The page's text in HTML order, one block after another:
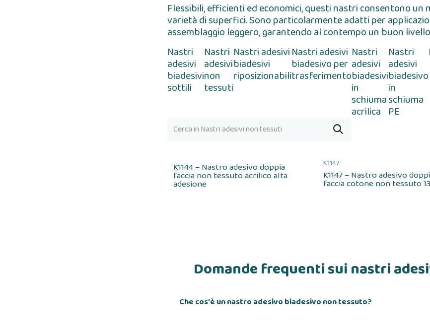
Flessibili, efficienti ed economici, questi nastri consentono un
varietà di superfici. Sono particolarmente adatti per
assemblaggio leggero, garantendo al contempo un buon
Nastri
adesivi
biadesivi
sottili
Nastri
adesivi
non
tessuti
Nastri adesivi
biadesivi
riposizionabili
Nastri adesivi
biadesivo per
trasferimento
Nastri
adesivi
biadesivi
in
schiuma
acrilica
Nastri
adesivi
biadesivo
in
schiuma
PE
K1144 – Nastro adesivo doppia
faccia non tessuto acrilico alta
adesione
K1147
K1147 – Nastro adesivo
faccia cotone non tessuto
Domande frequenti sui nastri
Che cos'è un nastro adesivo biadesivo non tessuto?